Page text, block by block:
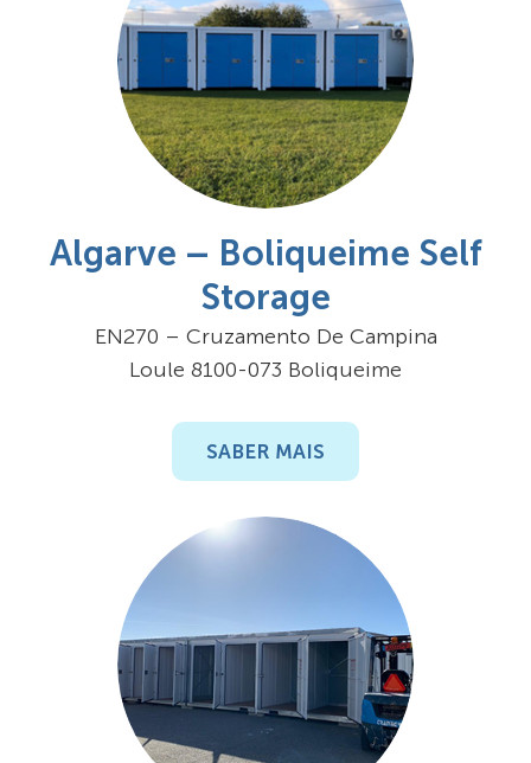
Algarve – Boliqueime Self
Storage
EN270 – Cruzamento De Campina
Loule 8100-073 Boliqueime
SABER MAIS